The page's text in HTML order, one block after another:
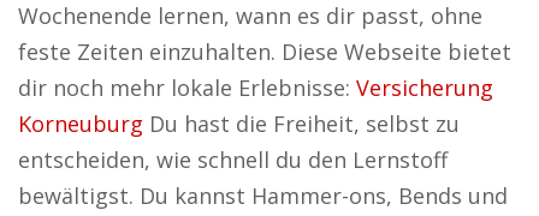
Wochenende lernen, wann es dir passt, ohne
feste Zeiten einzuhalten. Diese Webseite bietet
dir noch mehr lokale Erlebnisse: Versicherung
Korneuburg Du hast die Freiheit, selbst zu
entscheiden, wie schnell du den Lernstoff
bewältigst. Du kannst Hammer-ons, Bends und